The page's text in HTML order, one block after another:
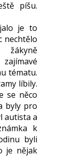
píšu.
je to
nechtělo
tématu.
líbily.
se něco
byly pro
autista a
k
byli
je nějak